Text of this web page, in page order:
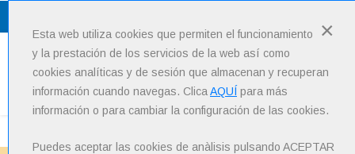
×
Esta web utiliza cookies que permiten el funcionamiento
y la prestación de los servicios de la web así como
cookies analíticas y de sesión que almacenan y recuperan
información cuando navegas. Clica AQUÍ para más
información o para cambiar la configuración de las cookies.
Puedes aceptar las cookies de anàlisis pulsando ACEPTAR
Menu